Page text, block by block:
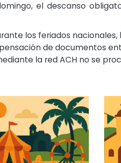
el descanso
los feriados nacionales,
de documentos
la red ACH no se